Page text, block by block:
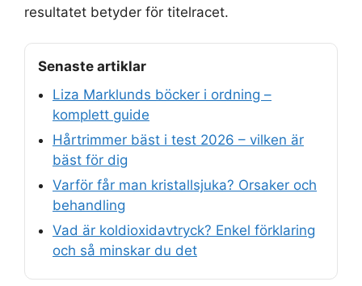
resultatet betyder för titelracet.
Senaste artiklar
Liza Marklunds böcker i ordning –
komplett guide
Hårtrimmer bäst i test 2026 – vilken är
bäst för dig
Varför får man kristallsjuka? Orsaker och
behandling
Vad är koldioxidavtryck? Enkel förklaring
och så minskar du det